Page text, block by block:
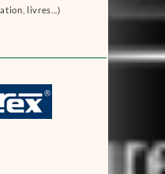
livres...)